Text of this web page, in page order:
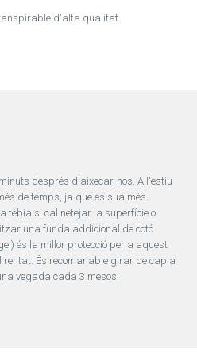
d'alta qualitat.
després d'aixecar-nos. A l'estiu
de temps, ja que es sua més.
tèbia si cal netejar la superfície o
una funda addicional de cotó
és la millor protecció per a aquest
És recomanable girar de cap a
vegada cada 3 mesos.